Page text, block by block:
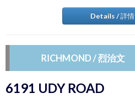
Details / 詳情
RICHMOND / 烈治文
6191 UDY ROAD